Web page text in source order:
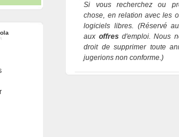
Si vous recherchez ou
chose, en relation avec les
logiciels libres. (Réservé
aux offres d'emploi. Nous
droit de supprimer toute
jugerions non conforme.)